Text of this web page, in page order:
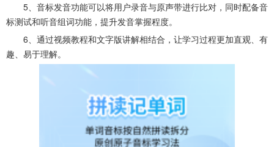
5、音标发音功能可以将用户录音与原声带进行比对，同时配备音
标测试和听音组词功能，提升发音掌握程度。
6、通过视频教程和文字版讲解相结合，让学习过程更加直观、有
趣、易于理解。